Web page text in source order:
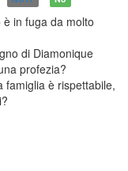
in fuga da molto
di Diamonique
profezia?
famiglia è rispettabile,